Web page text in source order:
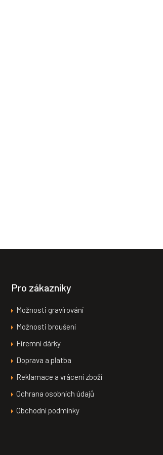
Pro zákazníky
Možnosti gravírování
Možnosti broušení
Firemní dárky
Doprava a platba
Reklamace a vrácení zboží
Ochrana osobních údajů
Obchodní podmínky